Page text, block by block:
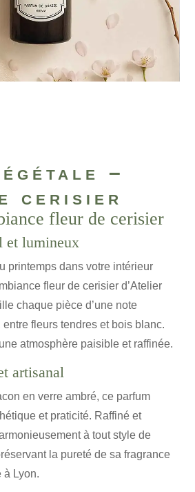
–
cerisier
fleur de cerisier
et lumineux
printemps dans votre intérieur
fleur de cerisier d’Atelier
chaque pièce d’une note
fleurs tendres et bois blanc.
atmosphère paisible et raffinée.
artisanal
en verre ambré, ce parfum
et praticité. Raffiné et
à tout style de
la pureté de sa fragrance
à Lyon.